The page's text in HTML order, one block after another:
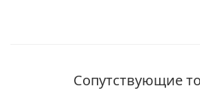
Сопутствующие